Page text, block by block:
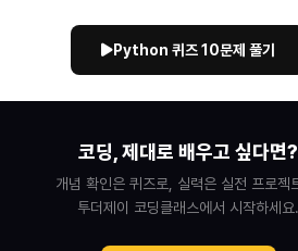
Python 퀴즈 10문제 풀기
코딩, 제대로 배우고 싶다면?
개념 확인은 퀴즈로, 실력은 실전 프로젝
투더제이 코딩클래스에서 시작하세요.